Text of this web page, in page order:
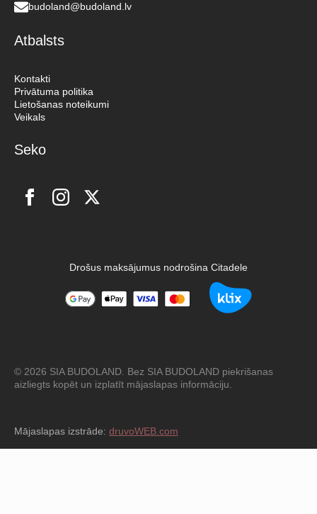
budoland@budoland.lv
Atbalsts
Kontakti
Privātuma politika
Lietošanas noteikumi
Veikals
Seko
Drošus maksājumus nodrošina Citadele
© 2026 SIA BUDOLAND. Bez SIA BUDOLAND piekrišanas
aizliegts kopēt un izplatīt mājaslapas informāciju.
Mājaslapas izstrāde: druvoWEB.com